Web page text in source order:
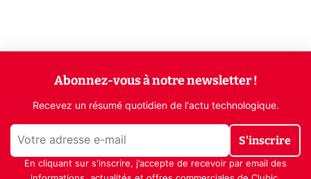
Abonnez-vous à notre newsletter !
Recevez un résumé quotidien de l'actu technologique.
S'inscrire
En cliquant sur s'inscrire, j’accepte de recevoir par email des